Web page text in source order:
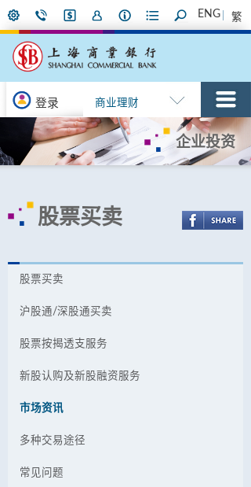
ENG 繁
登录 商业理财
企业投资
股票买卖
股票买卖
沪股通/深股通买卖
股票按揭透支服务
新股认购及新股融资服务
市场资讯
多种交易途径
常见问题